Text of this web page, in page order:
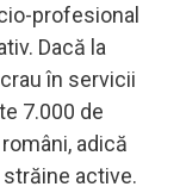
profesional
Dacă la
în servicii
7.000 de
adică
active.